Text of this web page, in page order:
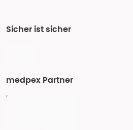
Sicher ist sicher
medpex Partner